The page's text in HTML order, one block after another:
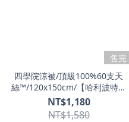
售完
四學院涼被/頂級100%60支天
絲™/120x150cm/【哈利波特授
權】
NT$1,180
NT$1,580